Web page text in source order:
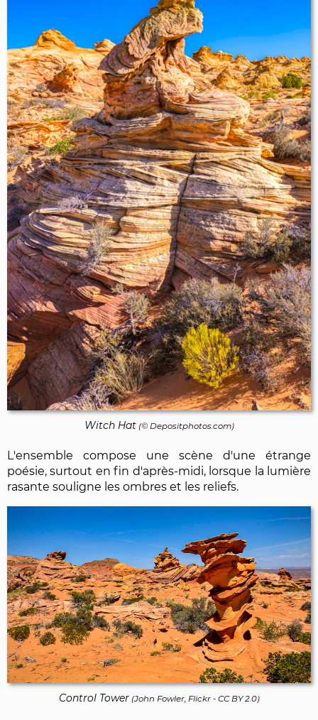
Witch Hat(© Depositphotos.com)
L'ensemble compose une scène d'une étrange
poésie, surtout en fin d'après-midi, lorsque la lumière
rasante souligne les ombres et les reliefs.
Control Tower(John Fowler, Flickr- CC BY 2.0)